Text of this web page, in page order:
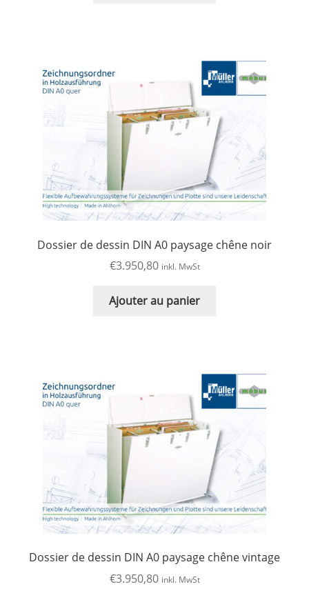
Dossier de dessin DIN A0 paysage chêne noir
€3.950,80 inkl. MwSt
Ajouter au panier
Dossier de dessin DIN A0 paysage chêne vintage
€3.950,80 inkl. MwSt